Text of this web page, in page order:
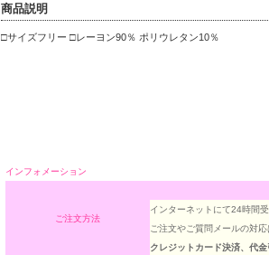
商品説明
□サイズフリー □レーヨン90％ ポリウレタン10％
インフォメーション
ご注文方法
インターネットにて24時間
ご注文やご質問メールの対
クレジットカード決済、代